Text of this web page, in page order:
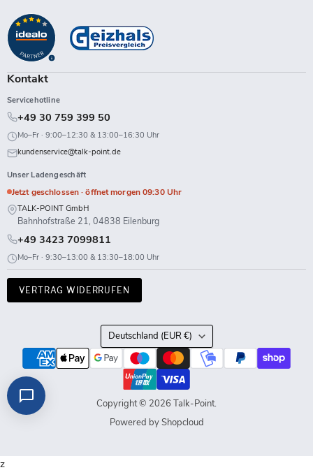
auf
Facebook
auf
Instagram
auf
LinkedIn
auf
TikTokTwitch
Kontakt
Servicehotline
+49 30 759 399 50
Mo–Fr · 9:00–12:30 & 13:00–16:30 Uhr
kundenservice@talk-point.de
Unser Ladengeschäft
Jetzt geschlossen · öffnet morgen 09:30 Uhr
TALK-POINT GmbH
Bahnhofstraße 21, 04838 Eilenburg
+49 3423 7099811
Mo–Fr · 9:30–13:00 & 13:30–18:00 Uhr
VERTRAG WIDERRUFEN
Land
Deutschland (EUR €)
Copyright © 2026 Talk-Point.
Powered by Shopcloud
z